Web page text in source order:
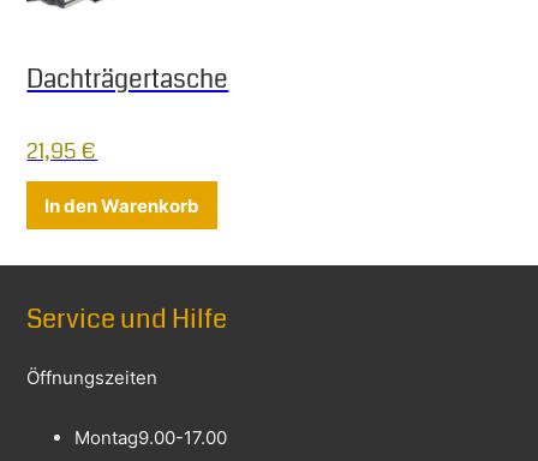
Dachträgertasche
21,95€
In den Warenkorb
Service und Hilfe
Öffnungszeiten
Montag9.00-17.00